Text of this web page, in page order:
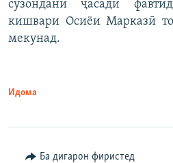
сӯзондани ҷасади
кишвари Осиёи Марказӣ
мекунад.
Идома
Ба дигарон фиристед